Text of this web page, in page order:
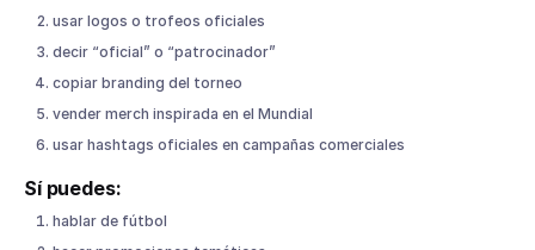
usar logos o trofeos oficiales
decir “oficial” o “patrocinador”
copiar branding del torneo
vender merch inspirada en el Mundial
usar hashtags oficiales en campañas comerciales
Sí puedes:
hablar de fútbol